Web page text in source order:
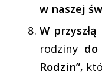
w naszej
W
rodziny do
Rodzin”,